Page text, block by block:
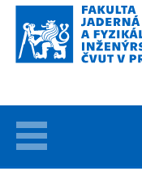
Přejít
hlavnímu
obsahu
VÍTEJTE